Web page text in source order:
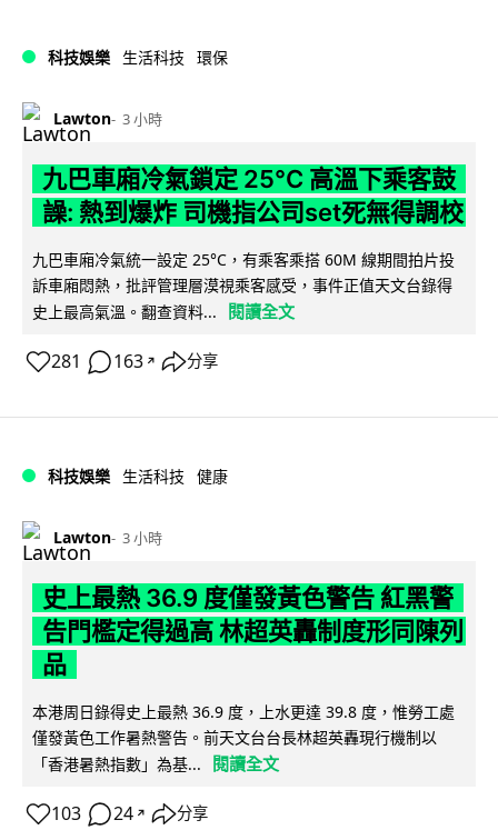
科技娛樂 生活科技 環保
Lawton 3 小時
九巴車廂冷氣鎖定 25°C 高溫下乘客鼓
譟: 熱到爆炸 司機指公司set死無得調校
九巴車廂冷氣統一設定 25°C，有乘客乘搭 60M 線期間拍片投
訴車廂悶熱，批評管理層漠視乘客感受，事件正值天文台錄得
史上最高氣溫。翻查資料...
閱讀全文
281 163 ↗ 分享
科技娛樂 生活科技 健康
Lawton 3 小時
史上最熱 36.9 度僅發黃色警告 紅黑警
告門檻定得過高 林超英轟制度形同陳列
品
本港周日錄得史上最熱 36.9 度，上水更達 39.8 度，惟勞工處
僅發黃色工作暑熱警告。前天文台台長林超英轟現行機制以
「香港暑熱指數」為基...
閱讀全文
103 24 ↗ 分享